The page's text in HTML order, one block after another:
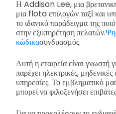
Η Addison Lee, μια
μια flota επιλογών ταξί και
το ιδανικό παράδειγμα της
στην εξυπηρέτηση πελατών.
κώδικασυνδυασμός.
Αυτή η εταιρεία είναι γνωστή
παρέχει ηλεκτρικές,
υπηρεσίες. Το εμβληματικό
μπορεί να φιλοξενήσει